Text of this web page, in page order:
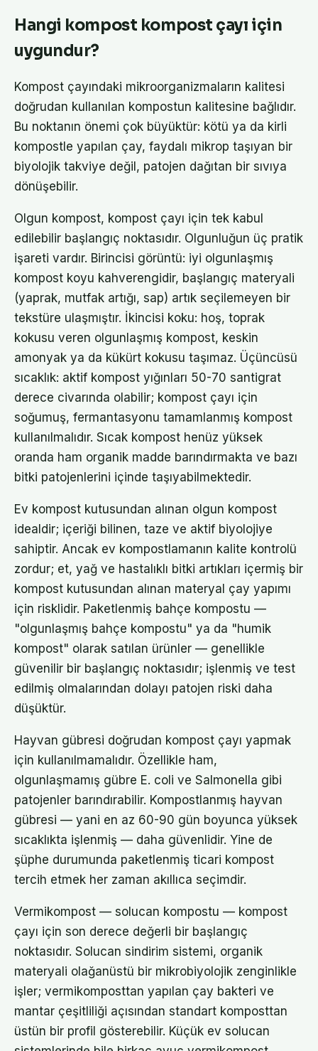
Hangi kompost kompost çayı için
uygundur?
Kompost çayındaki mikroorganizmaların kalitesi
doğrudan kullanılan kompostun kalitesine bağlıdır.
Bu noktanın önemi çok büyüktür: kötü ya da kirli
kompostle yapılan çay, faydalı mikrop taşıyan bir
biyolojik takviye değil, patojen dağıtan bir sıvıya
dönüşebilir.
Olgun kompost, kompost çayı için tek kabul
edilebilir başlangıç noktasıdır. Olgunluğun üç pratik
işareti vardır. Birincisi görüntü: iyi olgunlaşmış
kompost koyu kahverengidir, başlangıç materyali
(yaprak, mutfak artığı, sap) artık seçilemeyen bir
tekstüre ulaşmıştır. İkincisi koku: hoş, toprak
kokusu veren olgunlaşmış kompost, keskin
amonyak ya da kükürt kokusu taşımaz. Üçüncüsü
sıcaklık: aktif kompost yığınları 50-70 santigrat
derece civarında olabilir; kompost çayı için
soğumuş, fermantasyonu tamamlanmış kompost
kullanılmalıdır. Sıcak kompost henüz yüksek
oranda ham organik madde barındırmakta ve bazı
bitki patojenlerini içinde taşıyabilmektedir.
Ev kompost kutusundan alınan olgun kompost
idealdir; içeriği bilinen, taze ve aktif biyolojiye
sahiptir. Ancak ev kompostlamanın kalite kontrolü
zordur; et, yağ ve hastalıklı bitki artıkları içermiş bir
kompost kutusundan alınan materyal çay yapımı
için risklidir. Paketlenmiş bahçe kompostu —
"olgunlaşmış bahçe kompostu" ya da "humik
kompost" olarak satılan ürünler — genellikle
güvenilir bir başlangıç noktasıdır; işlenmiş ve test
edilmiş olmalarından dolayı patojen riski daha
düşüktür.
Hayvan gübresi doğrudan kompost çayı yapmak
için kullanılmamalıdır. Özellikle ham,
olgunlaşmamış gübre E. coli ve Salmonella gibi
patojenler barındırabilir. Kompostlanmış hayvan
gübresi — yani en az 60-90 gün boyunca yüksek
sıcaklıkta işlenmiş — daha güvenlidir. Yine de
şüphe durumunda paketlenmiş ticari kompost
tercih etmek her zaman akıllıca seçimdir.
Vermikompost — solucan kompostu — kompost
çayı için son derece değerli bir başlangıç
noktasıdır. Solucan sindirim sistemi, organik
materyali olağanüstü bir mikrobiyolojik zenginlikle
işler; vermikomposttan yapılan çay bakteri ve
mantar çeşitliliği açısından standart komposttan
üstün bir profil gösterebilir. Küçük ev solucan